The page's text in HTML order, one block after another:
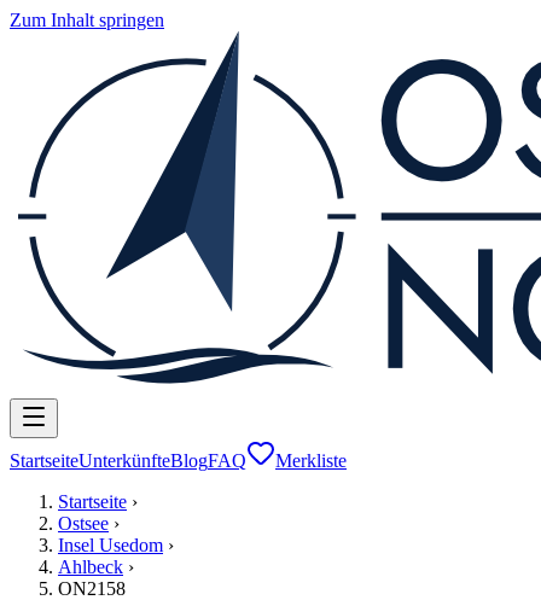
Zum Inhalt springen
StartseiteUnterkünfteBlogFAQ
Merkliste
Startseite ›
Ostsee ›
Insel Usedom ›
Ahlbeck ›
ON2158